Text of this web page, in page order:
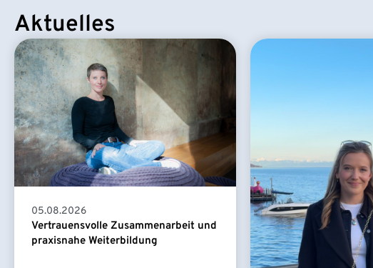
Aktuelles
05.08.2026
Vertrauensvolle Zusammenarbeit und
praxisnahe Weiterbildung